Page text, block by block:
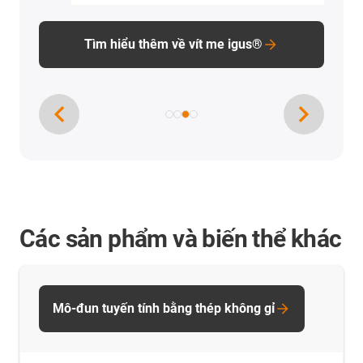
Các sản phẩm và biến thể khác
Mô-đun tuyến tính bằng thép không gỉ